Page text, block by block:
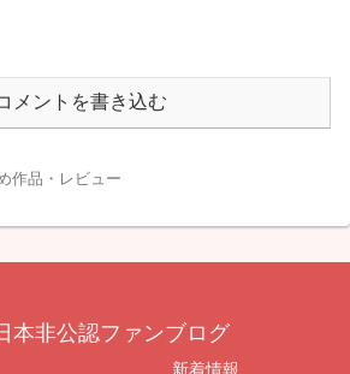
メントを書き込む
作品・レビュー
本非公認ファンブログ
新着情報